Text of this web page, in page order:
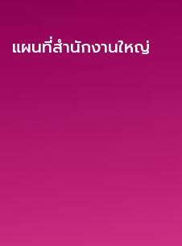
แผนที่สำนักงานใหญ่